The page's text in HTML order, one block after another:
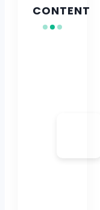
CONTENT